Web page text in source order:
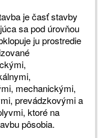
je časť stavby
sa pod úrovňou
ju prostredie
mechanickými,
prevádzkovými a
ktoré na
pôsobia.